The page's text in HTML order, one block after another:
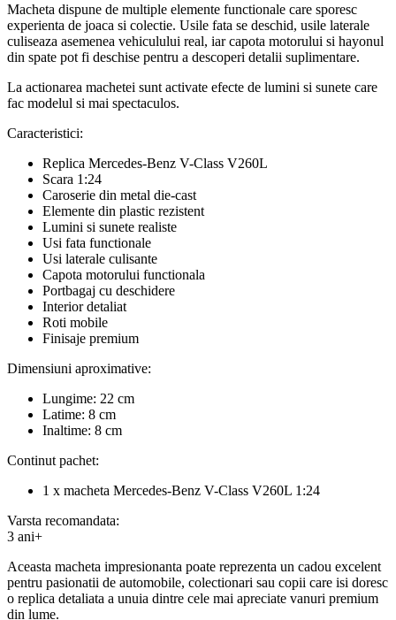
Macheta dispune de multiple elemente functionale care sporesc
experienta de joaca si colectie. Usile fata se deschid, usile laterale
culiseaza asemenea vehiculului real, iar capota motorului si hayonul
din spate pot fi deschise pentru a descoperi detalii suplimentare.
La actionarea machetei sunt activate efecte de lumini si sunete care
fac modelul si mai spectaculos.
Caracteristici:
Replica Mercedes-Benz V-Class V260L
Scara 1:24
Caroserie din metal die-cast
Elemente din plastic rezistent
Lumini si sunete realiste
Usi fata functionale
Usi laterale culisante
Capota motorului functionala
Portbagaj cu deschidere
Interior detaliat
Roti mobile
Finisaje premium
Dimensiuni aproximative:
Lungime: 22 cm
Latime: 8 cm
Inaltime: 8 cm
Continut pachet:
1 x macheta Mercedes-Benz V-Class V260L 1:24
Varsta recomandata:
3 ani+
Aceasta macheta impresionanta poate reprezenta un cadou excelent
pentru pasionatii de automobile, colectionari sau copii care isi doresc
o replica detaliata a unuia dintre cele mai apreciate vanuri premium
din lume.